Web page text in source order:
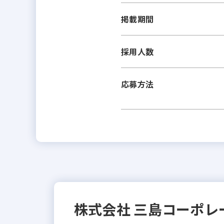
掲載期間
採用人数
応募方法
株式会社 三島コーポレ